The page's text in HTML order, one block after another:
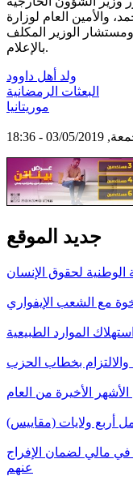
والأمين العام لوزارة
ومستشار الوزير المكلف
بالإعلام.
ولد أهل داوود
البعثات الرمضانية
موريتانيا
05/2019 - 18:36
جديد الموقع
الوطنية لحقوق الإنسان
مع الشعب الإيفواري
الموارد الطبيعية
والالتزام بخطاب الحزب
الأخيرة من العام
أربع ولايات (مقاييس)
في مالي لضمان الإفراج
عنهم